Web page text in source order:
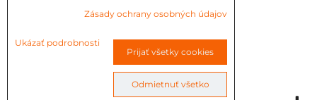
OBJEDNÁVKY
OBCHODNE-PODMIENKY
REKLAMAČNÉ PODMIENKY
Zásady ochrany osobných údajov
Ukázať podrobnosti
Prijať všetky cookies
Odmietnuť všetko